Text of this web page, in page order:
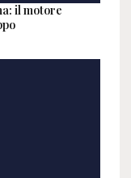
il motore